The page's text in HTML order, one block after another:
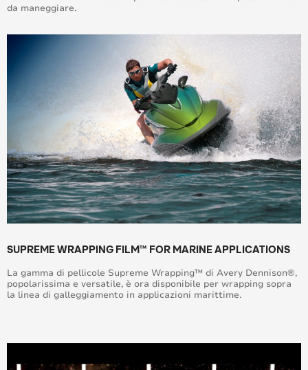
da maneggiare.
SUPREME WRAPPING FILM™ FOR MARINE APPLICATIONS
La gamma di pellicole Supreme Wrapping™ di Avery Dennison®,
popolarissima e versatile, è ora disponibile per wrapping sopra
la linea di galleggiamento in applicazioni marittime.